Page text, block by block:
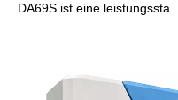
DA69S ist eine leistungssta...